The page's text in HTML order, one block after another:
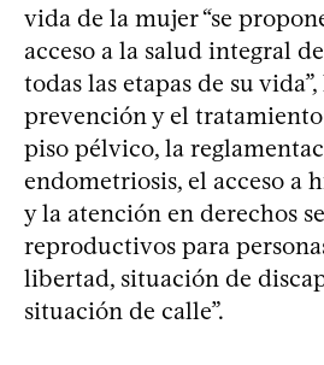
vida de la mujer “se
acceso a la salud integral
todas las etapas de su
prevención y el
piso pélvico, la
endometriosis, el acceso a
y la atención en derechos
reproductivos para
libertad, situación de
situación de calle”.